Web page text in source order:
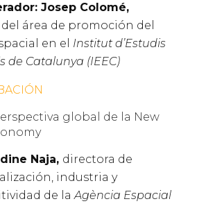
Josep Colomé,
área de promoción del
en el Institut d’Estudis
de Catalunya (IEEC)
global de la New
Naja, directora de
industria y
de laAgència Espacial